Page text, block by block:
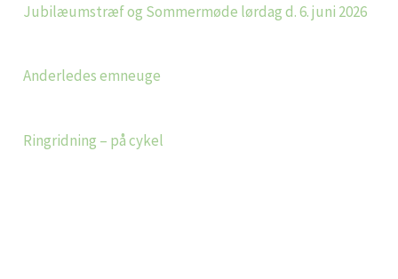
Jubilæumstræf og Sommermøde lørdag d. 6. juni 2026
Anderledes emneuge
Ringridning – på cykel